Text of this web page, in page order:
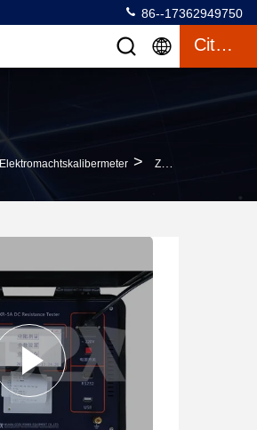
86--17362949750
Citaat
Elektromachtskalibermeter > ZXR-5A China Fabrieksprijs Internationale Standaard DC Weerstand Snelle Tester Voor Transformatorwikkeling